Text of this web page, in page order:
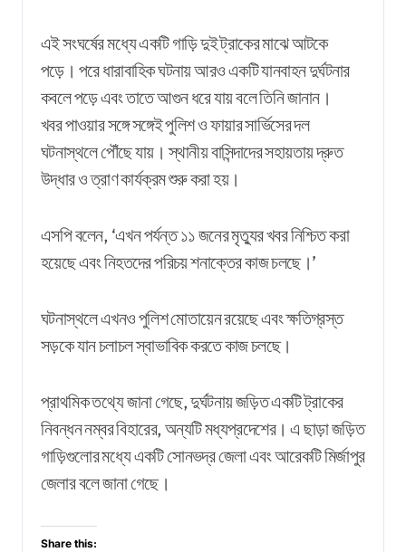
এই সংঘর্ষের মধ্যে একটি গাড়ি দুই ট্রাকের মাঝে আটকে
পড়ে। পরে ধারাবাহিক ঘটনায় আরও একটি যানবাহন দুর্ঘটনার
কবলে পড়ে এবং তাতে আগুন ধরে যায় বলে তিনি জানান।
খবর পাওয়ার সঙ্গে সঙ্গেই পুলিশ ও ফায়ার সার্ভিসের দল
ঘটনাস্থলে পৌঁছে যায়। স্থানীয় বাসিন্দাদের সহায়তায় দ্রুত
উদ্ধার ও ত্রাণ কার্যক্রম শুরু করা হয়।
এসপি বলেন, ‘এখন পর্যন্ত ১১ জনের মৃত্যুর খবর নিশ্চিত করা
হয়েছে এবং নিহতদের পরিচয় শনাক্তের কাজ চলছে।’
ঘটনাস্থলে এখনও পুলিশ মোতায়েন রয়েছে এবং ক্ষতিগ্রস্ত
সড়কে যান চলাচল স্বাভাবিক করতে কাজ চলছে।
প্রাথমিক তথ্যে জানা গেছে, দুর্ঘটনায় জড়িত একটি ট্রাকের
নিবন্ধন নম্বর বিহারের, অন্যটি মধ্যপ্রদেশের। এ ছাড়া জড়িত
গাড়িগুলোর মধ্যে একটি সোনভদ্র জেলা এবং আরেকটি মির্জাপুর
জেলার বলে জানা গেছে।
Share this: